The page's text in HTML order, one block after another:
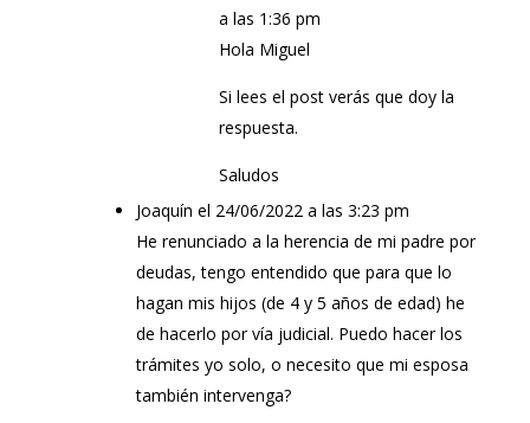
a las 1:36 pm
Hola Miguel
Si lees el post verás que doy la
respuesta.
Saludos
Joaquín el 24/06/2022 a las 3:23 pm
He renunciado a la herencia de mi padre por
deudas, tengo entendido que para que lo
hagan mis hijos (de 4 y 5 años de edad) he
de hacerlo por vía judicial. Puedo hacer los
trámites yo solo, o necesito que mi esposa
también intervenga?